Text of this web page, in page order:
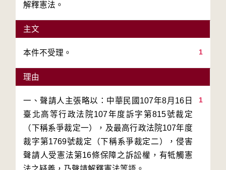
解釋憲法。
主文
1
本件不受理。
理由
1
一、聲請人主張略以：中華民國107年8月16日
臺北高等行政法院107年度訴字第815號裁定
（下稱系爭裁定一），及最高行政法院107年度
裁字第1769號裁定（下稱系爭裁定二），侵害
聲請人受憲法第16條保障之訴訟權，有牴觸憲